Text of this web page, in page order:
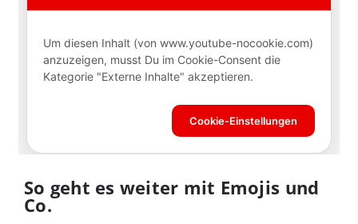
So geht es weiter mit Emojis und
Co.